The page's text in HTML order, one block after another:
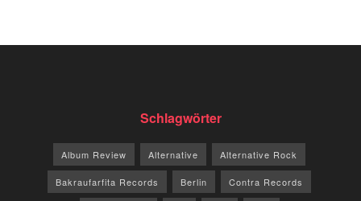
Schlagwörter
Album Review Alternative Alternative Rock
Bakraufarfita Records Berlin Contra Records